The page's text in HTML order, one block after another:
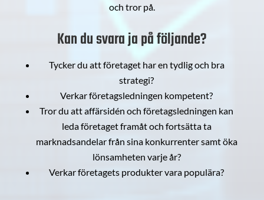
och tror på.
Kan du svara ja på följande?
Tycker du att företaget har en tydlig och bra
strategi?
Verkar företagsledningen kompetent?
Tror du att affärsidén och företagsledningen kan
leda företaget framåt och fortsätta ta
marknadsandelar från sina konkurrenter samt öka
lönsamheten varje år?
Verkar företagets produkter vara populära?